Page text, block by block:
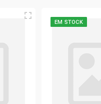
EM STOCK